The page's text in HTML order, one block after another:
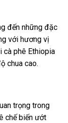
đến những đặc
với hương vị
cà phê Ethiopia
chua cao.
trọng trong
chế biến ướt